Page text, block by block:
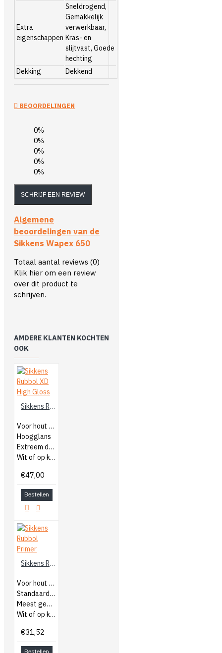
Extra
eigenschappen
Sneldrogend,
Gemakkelijk
verwerkbaar,
Kras- en
slijtvast, Goede
hechting
Dekking
Dekkend
BEOORDELINGEN
0%
0%
0%
0%
0%
SCHRIJF EEN REVIEW
Algemene
beoordelingen van de
Sikkens Wapex 650
Totaal aantal reviews (0)
Klik hier om een review
over dit product te
schrijven.
AMDERE KLANTEN KOCHTEN
OOK
Sikkens Rubbol XD High Gloss
Voor hout buiten
Hoogglans
Extreem duurzaam
Wit of op kleur gemengd
€47,00
Bestellen
Sikkens Rubbol Primer
Voor hout binnen en buiten
Standaard grondverf
Meest gebruikte grondverf
Wit of op kleur gemengd
€31,52
Bestellen